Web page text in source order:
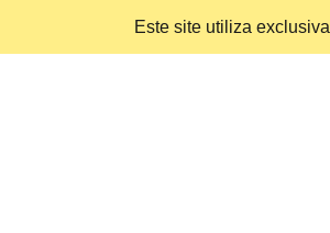
Este site utiliza